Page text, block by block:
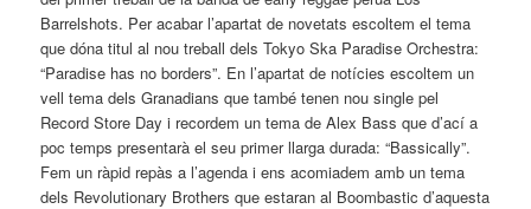
Barrelshots. Per acabar l’apartat de novetats escoltem el tema
que dóna titul al nou treball dels Tokyo Ska Paradise Orchestra:
“Paradise has no borders”. En l’apartat de notícies escoltem un
vell tema dels Granadians que també tenen nou single pel
Record Store Day i recordem un tema de Alex Bass que d’ací a
poc temps presentarà el seu primer llarga durada: “Bassically”.
Fem un ràpid repàs a l’agenda i ens acomiadem amb un tema
dels Revolutionary Brothers que estaran al Boombastic d’aquesta